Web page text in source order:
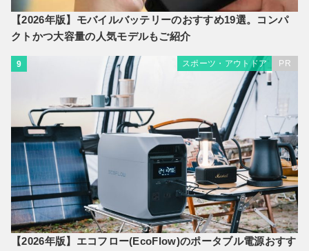
【2026年版】モバイルバッテリーのおすすめ19選。コンパ
クトかつ大容量の人気モデルもご紹介
9 スポーツ・アウトドア PR
【2026年版】エコフロー(EcoFlow)のポータブル電源おすす